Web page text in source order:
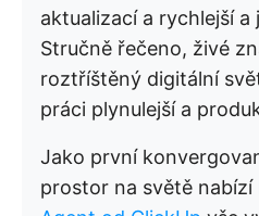
aktualizací a rychlejší
Stručně řečeno, živé
roztříštěný digitální
práci plynulejší a
Jako první
prostor na světě nabízí